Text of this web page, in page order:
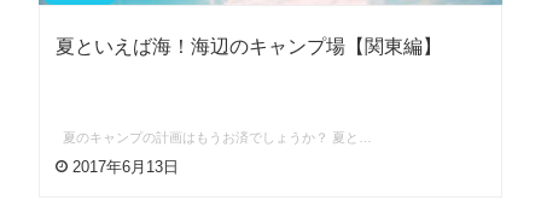
夏といえば海！海辺のキャンプ場【関東編】
夏のキャンプの計画はもうお済でしょうか？ 夏と…
2017年6月13日